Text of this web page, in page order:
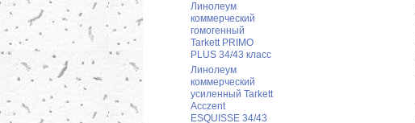
Линолеум
коммерческий
гомогенный
Tarkett PRIMO
PLUS 34/43 класс
Линолеум
коммерческий
усиленный Tarkett
Acczent
ESQUISSE 34/43